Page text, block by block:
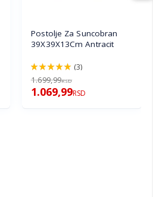
Postolje Za Suncobran
39X39X13Cm Antracit
100%
(3)
1.699,99RSD
1.069,99RSD